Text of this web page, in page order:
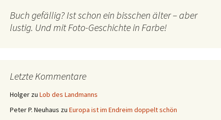
Buch gefällig? Ist schon ein bisschen älter – aber
lustig. Und mit Foto-Geschichte in Farbe!
Letzte Kommentare
Holger zu Lob des Landmanns
Peter P. Neuhaus zu Europa ist im Endreim doppelt schön